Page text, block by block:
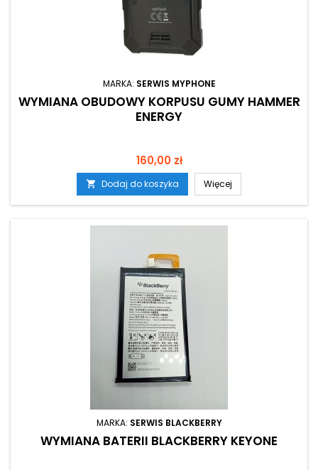
MARKA: SERWIS MYPHONE
WYMIANA OBUDOWY KORPUSU GUMY HAMMER
ENERGY
Cena
160,00 zł
 Dodaj do koszyka Więcej
MARKA: SERWIS BLACKBERRY
WYMIANA BATERII BLACKBERRY KEYONE